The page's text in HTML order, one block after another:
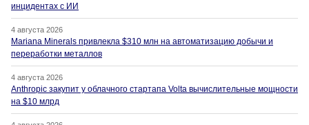
инцидентах с ИИ
4 августа 2026
Mariana Minerals привлекла $310 млн на автоматизацию добычи и
переработки металлов
4 августа 2026
Anthropic закупит у облачного стартапа Volta вычислительные мощности
на $10 млрд